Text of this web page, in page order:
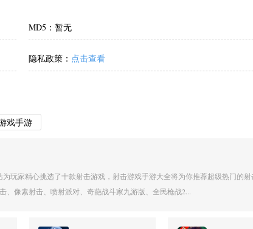
MD5：暂无
隐私政策： 点击查看
戏手游
玩家精心挑选了十款射击游戏，射击游戏手游大全将为你推荐超级热门的射
像素射击、喷射派对、奇葩战斗家九游版、全民枪战2...